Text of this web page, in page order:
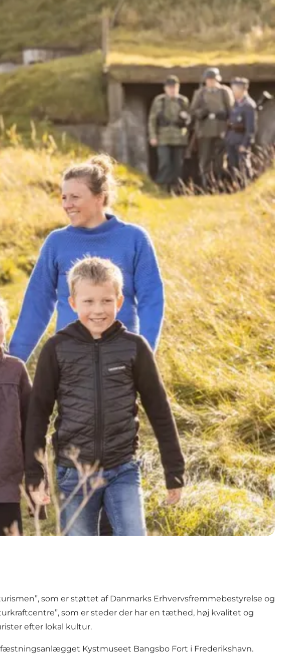
som er støttet af Danmarks Erhvervsfremmebestyrelse og
som er steder der har en tæthed, høj kvalitet og
efter lokal kultur.
Kystmuseet Bangsbo Fort i Frederikshavn.